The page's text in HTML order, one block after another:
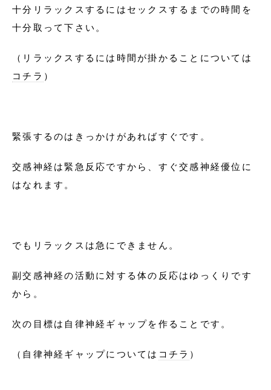
十分リラックスするにはセックスするまでの時間を
十分取って下さい。
（リラックスするには時間が掛かることについては
コチラ ）
緊張するのはきっかけがあればすぐです。
交感神経は緊急反応ですから、すぐ交感神経優位に
はなれます。
でもリラックスは急にできません。
副交感神経の活動に対する体の反応はゆっくりです
から。
次の目標は自律神経ギャップを作ることです。
（自律神経ギャップについては コチラ ）